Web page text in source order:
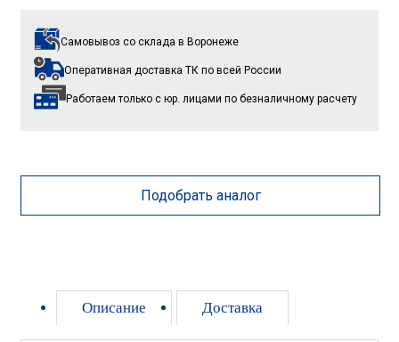
Самовывоз со склада в Воронеже
Оперативная доставка ТК по всей России
Работаем только с юр. лицами по безналичному расчету
Подобрать аналог
Описание Доставка